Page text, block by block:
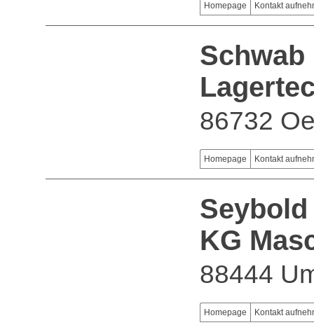
Homepage Kontakt
Schwab
86732
Homepage Kontakt
KG
88444
Homepage Kontakt